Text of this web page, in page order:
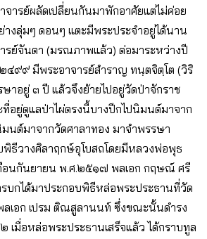
ารย์ผลัดเปลี่ยนกันมาพักอาศัยแต่ไม่ค่อย
างลุ่มๆ ดอนๆ แตะมีพระประจำอยู่ได้นาน
รย์จันตา (มรณภาพแล้ว) ต่อมาระหว่างปี
๙๙ มีพระอาจารย์สำราญ ทนฺตจิตฺโต (วิริ
าอยู่ ๓ ปี แล้วจึงย้ายไปอยู่วัดป่าจักราช
ที่อยู่ดูแลป่าไผ่ตรงนี้บางปีกไปนิมนต์มาจาก
นต์มาจากวัดศาลาทอง มาจำพรรษา
ธีวางศิลาฤกษ์อุโบสถโดยมีหลวงพ่อพุธ
อนกันยายน พ.ศ.๒๕๑๗ พลเอก กฤษณ์ ศรี
บกได้มาประกอบพิธีหล่อพระประธานที่วัด
เอก เปรม ติณสูลานนท์ ซึ่งขณะนั้นดำรง
เมื่อหล่อพระประธานเสร็จแล้ว ได้กราบทูล